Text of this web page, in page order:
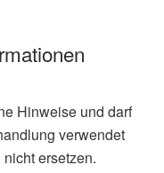
Hinweise und darf
verwendet
ersetzen.